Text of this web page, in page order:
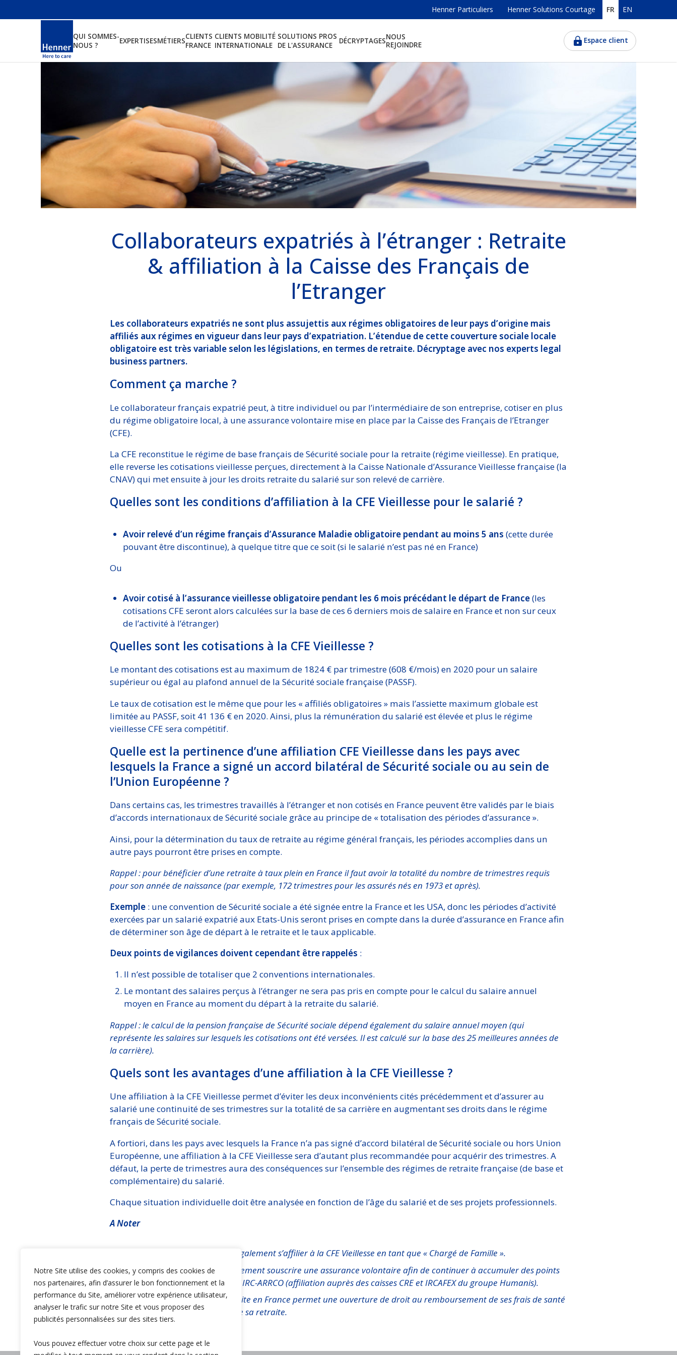
Notre Site utilise des cookies, y compris des cookies de
nos partenaires, afin d’assurer le bon fonctionnement et la
performance du Site, améliorer votre expérience utilisateur,
analyser le trafic sur notre Site et vous proposer des
publicités personnalisées sur des sites tiers.
Vous pouvez effectuer votre choix sur cette page et le
Henner Particuliers Henner Solutions Courtage FR EN
QUI SOMMES-
NOUS ?
EXPERTISESMÉTIERSCLIENTS
FRANCE
CLIENTS MOBILITÉ
INTERNATIONALE
SOLUTIONS PROS
DE L'ASSURANCE
DÉCRYPTAGESNOUS
REJOINDRE
Espace client
Collaborateurs expatriés à l’étranger : Retraite
& affiliation à la Caisse des Français de
l’Etranger
Les collaborateurs expatriés ne sont plus assujettis aux régimes obligatoires de leur pays d’origine mais
affiliés aux régimes en vigueur dans leur pays d’expatriation. L’étendue de cette couverture sociale locale
obligatoire est très variable selon les législations, en termes de retraite. Décryptage avec nos experts legal
business partners.
Comment ça marche ?
Le collaborateur français expatrié peut, à titre individuel ou par l’intermédiaire de son entreprise, cotiser en plus
du régime obligatoire local, à une assurance volontaire mise en place par la Caisse des Français de l’Etranger
(CFE).
La CFE reconstitue le régime de base français de Sécurité sociale pour la retraite (régime vieillesse). En pratique,
elle reverse les cotisations vieillesse perçues, directement à la Caisse Nationale d’Assurance Vieillesse française (la
CNAV) qui met ensuite à jour les droits retraite du salarié sur son relevé de carrière.
Quelles sont les conditions d’affiliation à la CFE Vieillesse pour le salarié ?
Avoir relevé d’un régime français d’Assurance Maladie obligatoire pendant au moins 5 ans (cette durée
pouvant être discontinue), à quelque titre que ce soit (si le salarié n’est pas né en France)
Ou
Avoir cotisé à l’assurance vieillesse obligatoire pendant les 6 mois précédant le départ de France(les
cotisations CFE seront alors calculées sur la base de ces 6 derniers mois de salaire en France et non sur ceux
de l’activité à l’étranger)
Quelles sont les cotisations à la CFE Vieillesse ?
Le montant des cotisations est au maximum de 1824 € par trimestre (608 €/mois) en 2020 pour un salaire
supérieur ou égal au plafond annuel de la Sécurité sociale française (PASSF).
Le taux de cotisation est le même que pour les « affiliés obligatoires » mais l’assiette maximum globale est
limitée au PASSF, soit 41 136 € en 2020. Ainsi, plus la rémunération du salarié est élevée et plus le régime
vieillesse CFE sera compétitif.
Quelle est la pertinence d’une affiliation CFE Vieillesse dans les pays avec
lesquels la France a signé un accord bilatéral de Sécurité sociale ou au sein de
l’Union Européenne ?
Dans certains cas, les trimestres travaillés à l’étranger et non cotisés en France peuvent être validés par le biais
d’accords internationaux de Sécurité sociale grâce au principe de « totalisation des périodes d’assurance ».
Ainsi, pour la détermination du taux de retraite au régime général français, les périodes accomplies dans un
autre pays pourront être prises en compte.
Rappel : pour bénéficier d’une retraite à taux plein en France il faut avoir la totalité du nombre de trimestres requis
pour son année de naissance (par exemple, 172 trimestres pour les assurés nés en 1973 et après).
Exemple : une convention de Sécurité sociale a été signée entre la France et les USA, donc les périodes d’activité
exercées par un salarié expatrié aux Etats-Unis seront prises en compte dans la durée d’assurance en France afin
de déterminer son âge de départ à le retraite et le taux applicable.
Deux points de vigilances doivent cependant être rappelés :
Il n’est possible de totaliser que 2 conventions internationales.
Le montant des salaires perçus à l’étranger ne sera pas pris en compte pour le calcul du salaire annuel
moyen en France au moment du départ à la retraite du salarié.
Rappel : le calcul de la pension française de Sécurité sociale dépend également du salaire annuel moyen (qui
représente les salaires sur lesquels les cotisations ont été versées. Il est calculé sur la base des 25 meilleures années de
la carrière).
Quels sont les avantages d’une affiliation à la CFE Vieillesse ?
Une affiliation à la CFE Vieillesse permet d’éviter les deux inconvénients cités précédemment et d’assurer au
salarié une continuité de ses trimestres sur la totalité de sa carrière en augmentant ses droits dans le régime
français de Sécurité sociale.
A fortiori, dans les pays avec lesquels la France n’a pas signé d’accord bilatéral de Sécurité sociale ou hors Union
Européenne, une affiliation à la CFE Vieillesse sera d’autant plus recommandée pour acquérir des trimestres. A
défaut, la perte de trimestres aura des conséquences sur l’ensemble des régimes de retraite française (de base et
complémentaire) du salarié.
Chaque situation individuelle doit être analysée en fonction de l’âge du salarié et de ses projets professionnels.
A Noter
Le conjoint de l’expatrié peut également s’affilier à la CFE Vieillesse en tant que « Chargé de Famille ».
Le salarié expatrié pourra également souscrire une assurance volontaire afin de continuer à accumuler des points
de retraite complémentaire AGIRC-ARRCO (affiliation auprès des caisses CRE et IRCAFEX du groupe Humanis).
Percevoir une pension de retraite en France permet une ouverture de droit au remboursement de ses frais de santé
en cas de maladie durant toute sa retraite.